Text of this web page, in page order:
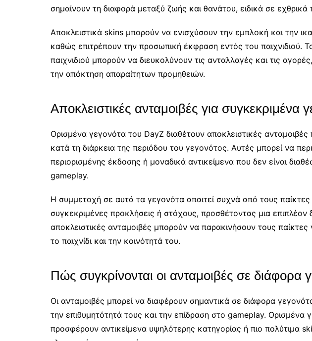
σημαίνουν τη διαφορά μεταξύ ζωής και θανάτου, ειδικά σε εχθρικά
Αποκλειστικά skins μπορούν να ενισχύσουν την εμπλοκή και την
καθώς επιτρέπουν την προσωπική έκφραση εντός του παιχνιδιού.
παιχνιδιού μπορούν να διευκολύνουν τις ανταλλαγές και τις
την απόκτηση απαραίτητων προμηθειών.
Αποκλειστικές ανταμοιβές για συγκεκριμένα
Ορισμένα γεγονότα του DayZ διαθέτουν αποκλειστικές ανταμοιβές
κατά τη διάρκεια της περιόδου του γεγονότος. Αυτές μπορεί να
περιορισμένης έκδοσης ή μοναδικά αντικείμενα που δεν είναι
gameplay.
Η συμμετοχή σε αυτά τα γεγονότα απαιτεί συχνά από τους
συγκεκριμένες προκλήσεις ή στόχους, προσθέτοντας μια επιπλέον
αποκλειστικές ανταμοιβές μπορούν να παρακινήσουν τους
το παιχνίδι και την κοινότητά του.
Πώς συγκρίνονται οι ανταμοιβές σε διάφορα
Οι ανταμοιβές μπορεί να διαφέρουν σημαντικά σε διάφορα
την επιθυμητότητά τους και την επίδραση στο gameplay. Ορισμένα
προσφέρουν αντικείμενα υψηλότερης κατηγορίας ή πιο πολύτιμα